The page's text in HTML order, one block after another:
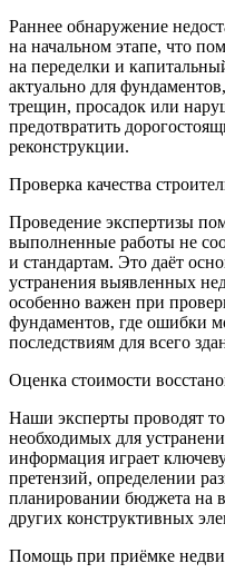
Раннее обнаружение
на начальном этапе, что
на переделки и
актуально для
трещин, просадок или
предотвратить
реконструкции.
Проверка качества
Проведение экспертизы
выполненные работы не
и стандартам. Это даёт
устранения выявленных
особенно важен при
фундаментов, где ошибки
последствиям для всего
Оценка стоимости
Наши эксперты проводят
необходимых для
информация играет
претензий, определении
планировании бюджета на
других конструктивных
Помощь при приёмке